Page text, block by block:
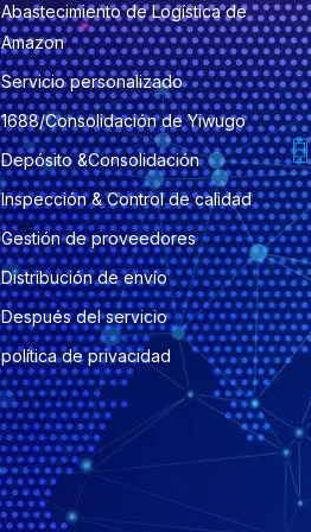
Abastecimiento de Logística de
Amazon
Servicio personalizado
1688/Consolidación de Yiwugo
Depósito &Consolidación
Inspección & Control de calidad
Gestión de proveedores
Distribución de envío
Después del servicio
política de privacidad